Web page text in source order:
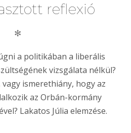
reflexió
✻
a politikában a liberális
vizsgálata nélkül?
ismerethiány, hogy az
az Orbán-kormány
Lakatos Júlia elemzése.